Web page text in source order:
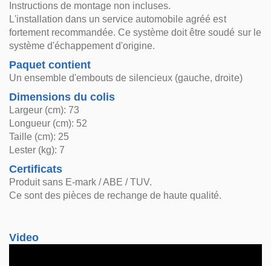
Instructions de montage non incluses.
L'installation dans un service automobile agréé est
fortement recommandée. Ce système doit être soudé sur le
système d'échappement d'origine.
Paquet contient
Un ensemble d'embouts de silencieux (gauche, droite)
Dimensions du colis
Largeur (cm): 73
Longueur (cm): 52
Taille (cm): 25
Lester (kg): 7
Certificats
Produit sans E-mark / ABE / TUV.
Ce sont des pièces de rechange de haute qualité.
Video